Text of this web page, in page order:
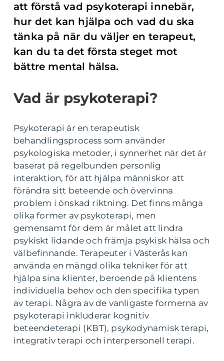
att förstå vad psykoterapi innebär,
hur det kan hjälpa och vad du ska
tänka på när du väljer en terapeut,
kan du ta det första steget mot
bättre mental hälsa.
Vad är psykoterapi?
Psykoterapi är en terapeutisk
behandlingsprocess som använder
psykologiska metoder, i synnerhet när det är
baserat på regelbunden personlig
interaktion, för att hjälpa människor att
förändra sitt beteende och övervinna
problem i önskad riktning. Det finns många
olika former av psykoterapi, men
gemensamt för dem är målet att lindra
psykiskt lidande och främja psykisk hälsa och
välbefinnande. Terapeuter i Västerås kan
använda en mängd olika tekniker för att
hjälpa sina klienter, beroende på klientens
individuella behov och den specifika typen
av terapi. Några av de vanligaste formerna av
psykoterapi inkluderar kognitiv
beteendeterapi (KBT), psykodynamisk terapi,
integrativ terapi och interpersonell terapi.